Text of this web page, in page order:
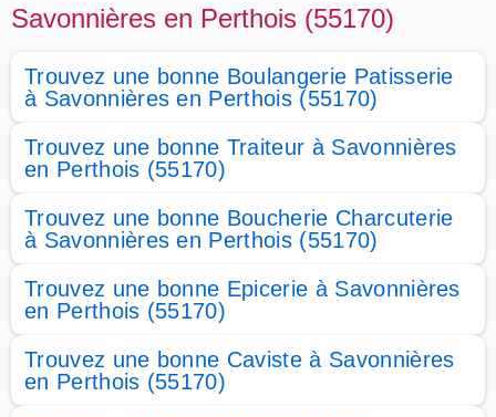
Savonnières en Perthois (55170)
Trouvez une bonne Boulangerie Patisserie
à Savonnières en Perthois (55170)
Trouvez une bonne Traiteur à Savonnières
en Perthois (55170)
Trouvez une bonne Boucherie Charcuterie
à Savonnières en Perthois (55170)
Trouvez une bonne Epicerie à Savonnières
en Perthois (55170)
Trouvez une bonne Caviste à Savonnières
en Perthois (55170)